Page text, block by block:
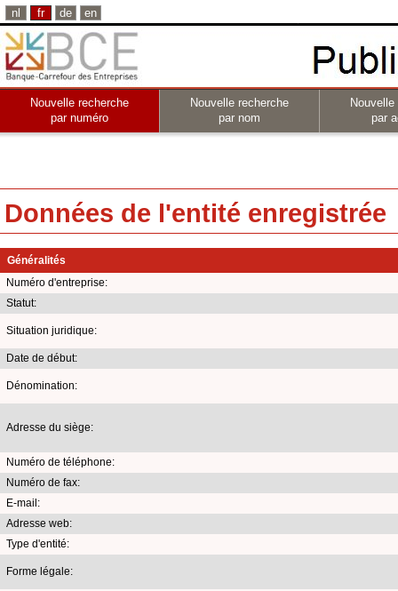
nl fr de en
Nouvelle recherche
par numéro
Nouvelle recherche
par nom
par
Données de l'entité enregistrée
Généralités
Numéro d'entreprise:
Statut:
Situation juridique:
Date de début:
Dénomination:
Adresse du siège:
Numéro de téléphone:
Numéro de fax:
E-mail:
Adresse web:
Type d'entité:
Forme légale: